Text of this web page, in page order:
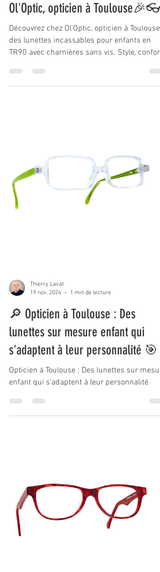
Ol'Optic, opticien à Toulouse🎉👓
Découvrez chez Ol'Optic, opticien à Toulouse,
des lunettes incassables pour enfants en
TR90 avec charnières sans vis. Style, confort
Thierry Lavat
19 nov. 2024
1 min de lecture
🔎 Opticien à Toulouse : Des
lunettes sur mesure enfant qui
s'adaptent à leur personnalité 🎯
Opticien à Toulouse : Des lunettes sur
enfant qui s'adaptent à leur personnalité